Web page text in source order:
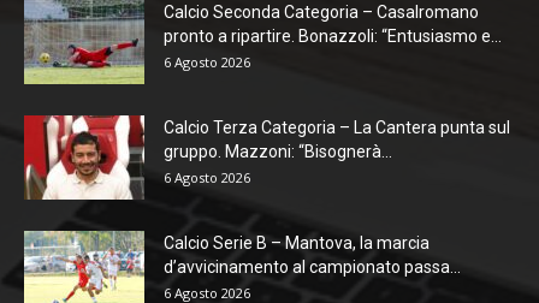
Calcio Seconda Categoria – Casalromano
pronto a ripartire. Bonazzoli: “Entusiasmo e...
6 Agosto 2026
Calcio Terza Categoria – La Cantera punta sul
gruppo. Mazzoni: “Bisognerà...
6 Agosto 2026
Calcio Serie B – Mantova, la marcia
d’avvicinamento al campionato passa...
6 Agosto 2026